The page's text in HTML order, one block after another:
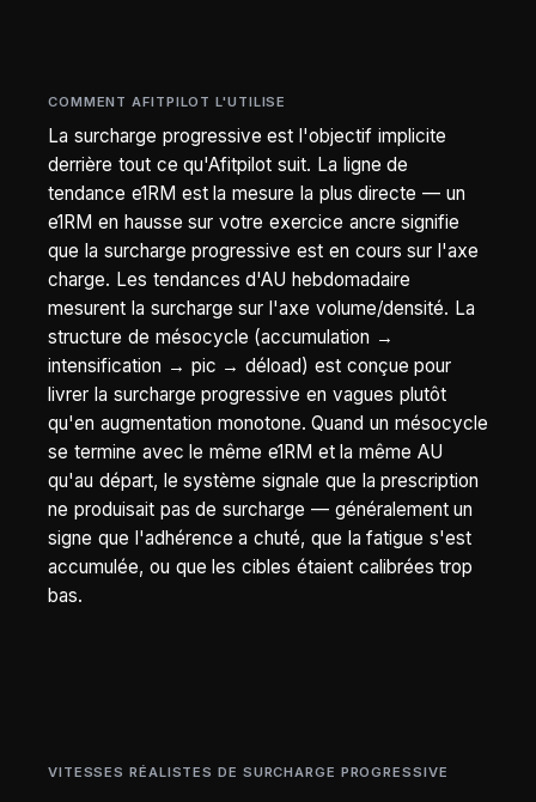
COMMENT AFITPILOT L'UTILISE
La surcharge progressive est l'objectif implicite
derrière tout ce qu'Afitpilot suit. La ligne de
tendance e1RM est la mesure la plus directe — un
e1RM en hausse sur votre exercice ancre signifie
que la surcharge progressive est en cours sur l'axe
charge. Les tendances d'AU hebdomadaire
mesurent la surcharge sur l'axe volume/densité. La
structure de mésocycle (accumulation →
intensification → pic → déload) est conçue pour
livrer la surcharge progressive en vagues plutôt
qu'en augmentation monotone. Quand un mésocycle
se termine avec le même e1RM et la même AU
qu'au départ, le système signale que la prescription
ne produisait pas de surcharge — généralement un
signe que l'adhérence a chuté, que la fatigue s'est
accumulée, ou que les cibles étaient calibrées trop
bas.
VITESSES RÉALISTES DE SURCHARGE PROGRESSIVE